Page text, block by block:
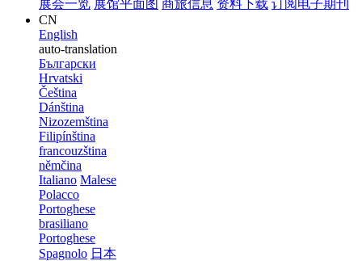
展会一览 展馆平面图 商旅信息 资料下载 订阅电子期刊
CN
English
auto-translation
Български
Hrvatski
Čeština
Dánština
Nizozemština
Filipínština
francouzština
němčina
Italiano Malese
Polacco
Portoghese
brasiliano
Portoghese
Spagnolo 日本